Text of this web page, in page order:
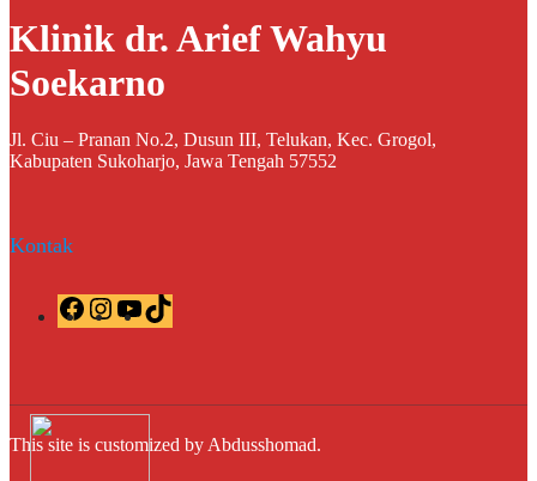
Klinik dr. Arief Wahyu
Soekarno
Jl. Ciu – Pranan No.2, Dusun III, Telukan, Kec. Grogol,
Kabupaten Sukoharjo, Jawa Tengah 57552
Kontak
F
a
o
k
I
n
g
a
Y
o
b
i
k
This site is customized by Abdusshomad.